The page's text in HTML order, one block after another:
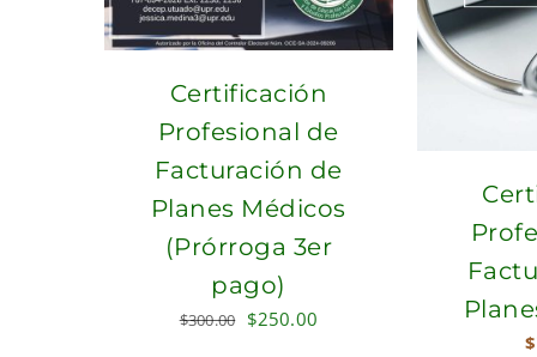
Certificación
Profesional de
Facturación de
Planes Médicos
(Prórroga 3er
pago)
$300.00 Original
$250.00
$